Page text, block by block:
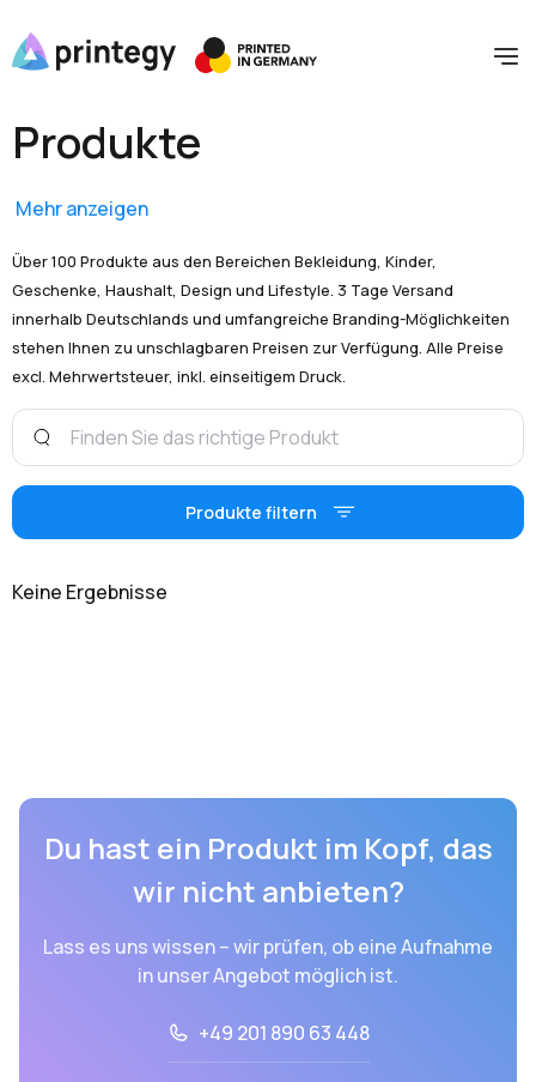
Produkte
Mehr anzeigen
Über 100 Produkte aus den Bereichen Bekleidung, Kinder,
Geschenke, Haushalt, Design und Lifestyle. 3 Tage Versand
innerhalb Deutschlands und umfangreiche Branding-Möglichkeiten
stehen Ihnen zu unschlagbaren Preisen zur Verfügung. Alle Preise
excl. Mehrwertsteuer, inkl. einseitigem Druck.
Produkte filtern
Keine Ergebnisse
Du hast ein Produkt im Kopf, das
wir nicht anbieten?
Lass es uns wissen – wir prüfen, ob eine Aufnahme
in unser Angebot möglich ist.
+49 201 890 63 448